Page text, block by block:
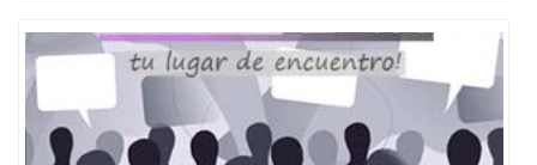
Jose State University）圣何塞州立大学学历证书
（San Jose State University）澳洲读书未毕业找人做
文凭学位qq微信551190476澳洲读CQU中央昆士兰大
学学历 绩单购买学位证书/澳洲读本科硕士做文凭/购
买澳洲大学毕业证成绩单假文凭学历